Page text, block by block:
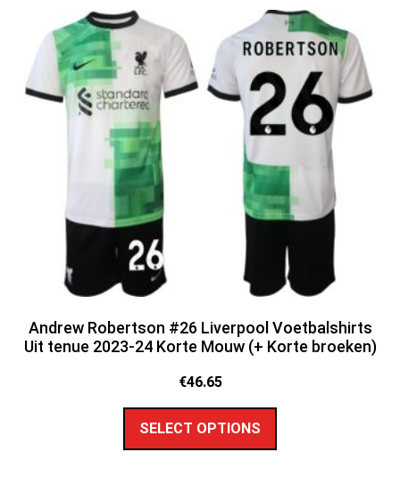
Andrew Robertson #26 Liverpool Voetbalshirts
Uit tenue 2023-24 Korte Mouw (+ Korte broeken)
€46.65
SELECT OPTIONS